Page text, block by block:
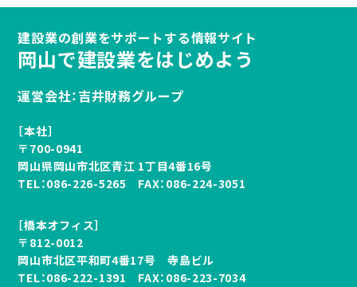
建設業の創業をサポートする情報サイト
岡山で建設業をはじめよう
運営会社：吉井財務グループ
［本社］
〒700-0941
岡山県岡山市北区青江 1丁目4番16号
TEL：086-226-5265 FAX：086-224-3051
［橋本オフィス］
〒812-0012
岡山市北区平和町4番17号 寺島ビル
TEL：086-222-1391 FAX：086-223-7034